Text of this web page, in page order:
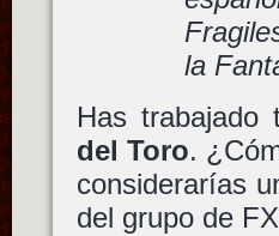
la
Has
del Toro.
considerarías
del grupo de